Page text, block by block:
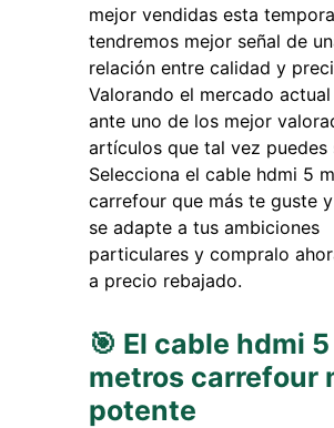
mejor vendidas esta
tendremos mejor señal de
relación entre calidad y
Valorando el mercado
ante uno de los mejor
artículos que tal vez puedes
Selecciona el cable hdmi 5
carrefour que más te guste
se adapte a tus ambiciones
particulares y compralo
a precio rebajado.
🎯 El cable hdmi 5
metros carrefour
potente